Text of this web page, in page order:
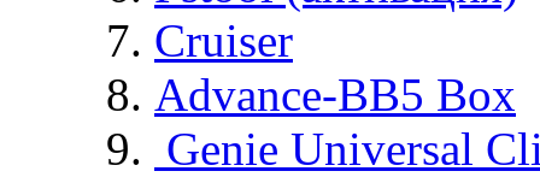
Cruiser
Advance-BB5 Box
Genie Universal